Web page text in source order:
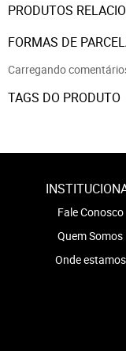
PRODUTOS
FORMAS DE
Carregando
TAGS DO PRODUTO
Fale Conosco
Quem Somos
Onde estamos